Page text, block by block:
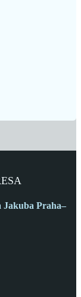
Jakuba Praha–